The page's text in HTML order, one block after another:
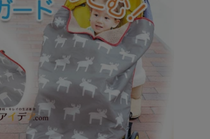
収納グッズ
ギフト
COGIT防災 THE TOOL LAB